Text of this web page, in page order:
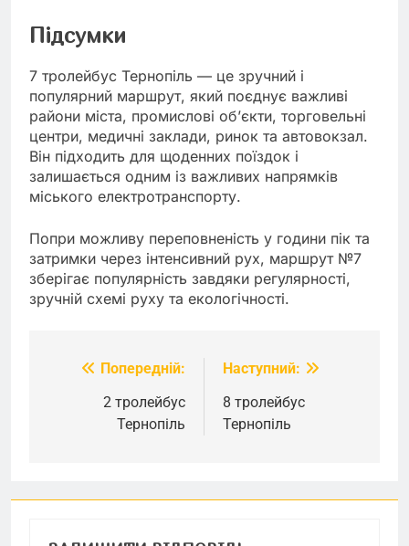
Підсумки
7 тролейбус Тернопіль — це зручний і
популярний маршрут, який поєднує важливі
райони міста, промислові об’єкти, торговельні
центри, медичні заклади, ринок та автовокзал.
Він підходить для щоденних поїздок і
залишається одним із важливих напрямків
міського електротранспорту.
Попри можливу переповненість у години пік та
затримки через інтенсивний рух, маршрут №7
зберігає популярність завдяки регулярності,
зручній схемі руху та екологічності.
Навігація
записів
Попередній:
2 тролейбус
Тернопіль
Наступний:
8 тролейбус
Тернопіль